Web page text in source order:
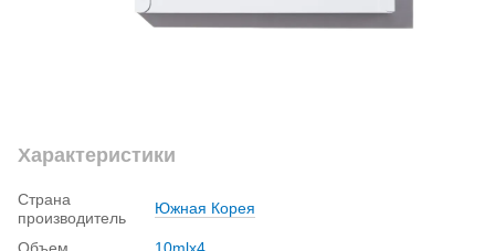
Характеристики
Страна
производитель
Южная Корея
Объем
10mlx4